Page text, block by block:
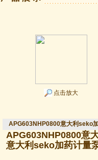
点击放大
APG603NHP0800意大利seko
APG603NHP0800意
意大利seko加药计量